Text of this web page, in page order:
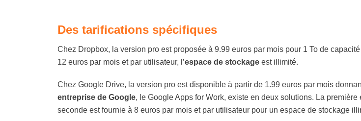
Des tarifications spécifiques
Chez Dropbox, la version pro est proposée à 9.99 euros par mois pour 1 To de
12 euros par mois et par utilisateur, l’espace de stockage est illimité.
Chez Google Drive, la version pro est disponible à partir de 1.99 euros par mois
entreprise de Google, le Google Apps for Work, existe en deux solutions. La
seconde est fournie à 8 euros par mois et par utilisateur pour un espace de stockage